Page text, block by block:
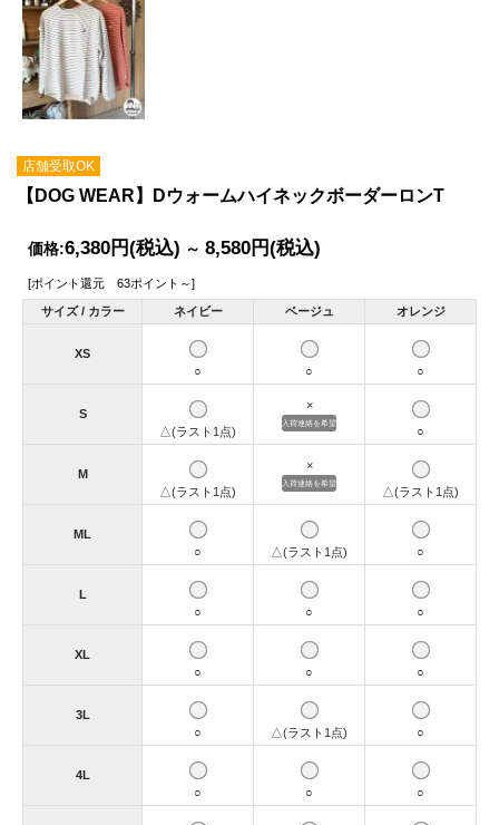
店舗受取OK
【DOG WEAR】DウォームハイネックボーダーロンT
価格:6,380円(税込) ～ 8,580円(税込)
[ポイント還元 63ポイント～]
サイズ / カラー ネイビー ベージュ オレンジ
XS
○
○ ○
S
△(ラスト1点)
×
入荷連絡を希望
○
M
△(ラスト1点)
×
入荷連絡を希望
△(ラスト1点)
ML
○
△(ラスト1点) ○
L
○
○ ○
XL
○
○ ○
3L
○
△(ラスト1点) ○
4L
○
○ ○